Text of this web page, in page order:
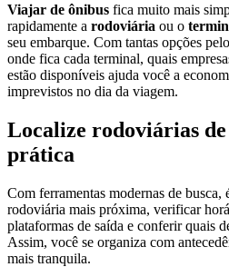
Viajar de ônibus fica muito mais
rapidamente a rodoviária ou o
seu embarque. Com tantas opções
onde fica cada terminal, quais
estão disponíveis ajuda você a
imprevistos no dia da viagem.
Localize rodoviárias
prática
Com ferramentas modernas de busca,
rodoviária mais próxima, verificar
plataformas de saída e conferir quais
Assim, você se organiza com
mais tranquila.